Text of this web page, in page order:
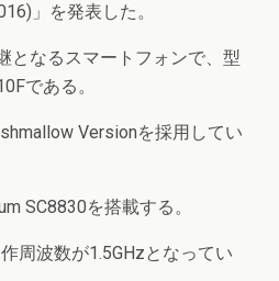
」を発表した。
となるスマートフォンで、型
である。
Versionを採用してい
SC8830を搭載する。
周波数が1.5GHzとなってい